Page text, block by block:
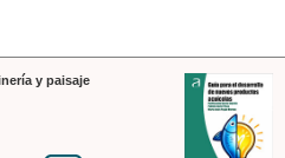
y paisaje